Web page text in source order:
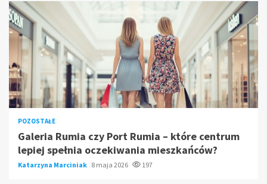
POZOSTAŁE
Galeria Rumia czy Port Rumia – które centrum
lepiej spełnia oczekiwania mieszkańców?
Katarzyna Marciniak 8 maja 2026 197